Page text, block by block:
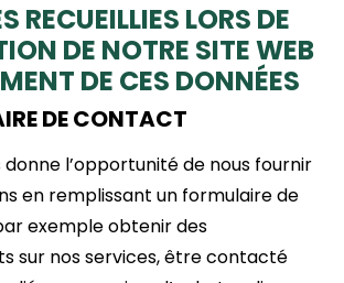
RECUEILLIES LORS DE
DE NOTRE SITE WEB
DE CES DONNÉES
DE CONTACT
l’opportunité de nous fournir
en remplissant un formulaire de
exemple obtenir des
sur nos services, être contacté